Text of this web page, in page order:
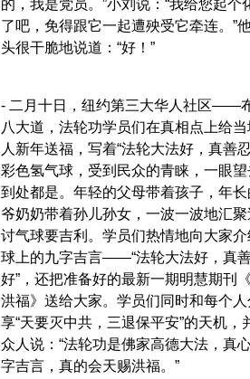
的，我是党员。”小刘说：“我给您起个
了吧，免得跟它一起遭殃受它牵连。”
头很干脆地说道：“好！”
- 二月十日，纽约第三大华人社区——
八大道，法轮功学员们在真相点上给
人新年送福，写着“法轮大法好，真善
彩色氢气球，受到民众的青睐，一眼望
到处都是。年轻的父母带着孩子，年长
爷奶奶带着孙儿孙女，一波一波地汇聚
讨气球要吉利。学员们热情地向大家介
球上的九字吉言——“法轮大法好，真
好”，还把准备好的最新一期明慧期刊
洪福》送给大家。学员们同时和每个人
享“天要灭中共，三退保平安”的天机，
众人说：“法轮功是佛家高德大法，真
字吉言，真的会天赐洪福。”